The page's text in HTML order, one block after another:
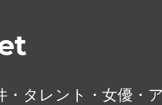
・タレント・女優・